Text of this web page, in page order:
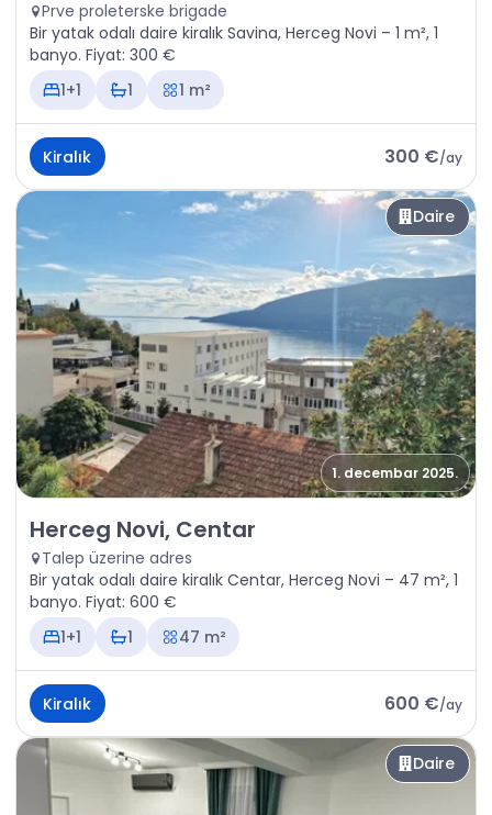
Prve proleterske brigade
Bir yatak odalı daire kiralık Savina, Herceg Novi – 1 m², 1
banyo. Fiyat: 300 €
1+1
1 1 m²
Kiralık 300 €/ay
Daire
1. decembar 2025.
Kiralık - Daire Herceg Novi, Centar
Herceg Novi, Centar
Talep üzerine adres
Bir yatak odalı daire kiralık Centar, Herceg Novi – 47 m², 1
banyo. Fiyat: 600 €
1+1
1 47 m²
Kiralık 600 €/ay
Daire